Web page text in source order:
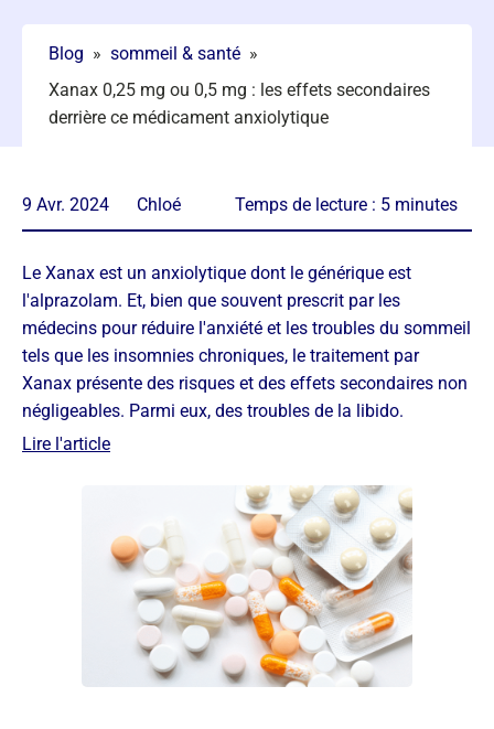
Blog » sommeil & santé »
Xanax 0,25 mg ou 0,5 mg : les effets secondaires
derrière ce médicament anxiolytique
9 Avr. 2024 Chloé Temps de lecture : 5 minutes
Le Xanax est un anxiolytique dont le générique est
l'alprazolam. Et, bien que souvent prescrit par les
médecins pour réduire l'anxiété et les troubles du sommeil
tels que les insomnies chroniques, le traitement par
Xanax présente des risques et des effets secondaires non
négligeables. Parmi eux, des troubles de la libido.
Lire l'article